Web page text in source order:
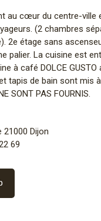
au cœur du centre-ville
(2 chambres
2e étage sans
palier. La cuisine est
à café DOLCE
tapis de bain sont mis
SONT PAS FOURNIS.
21000 Dijon
69